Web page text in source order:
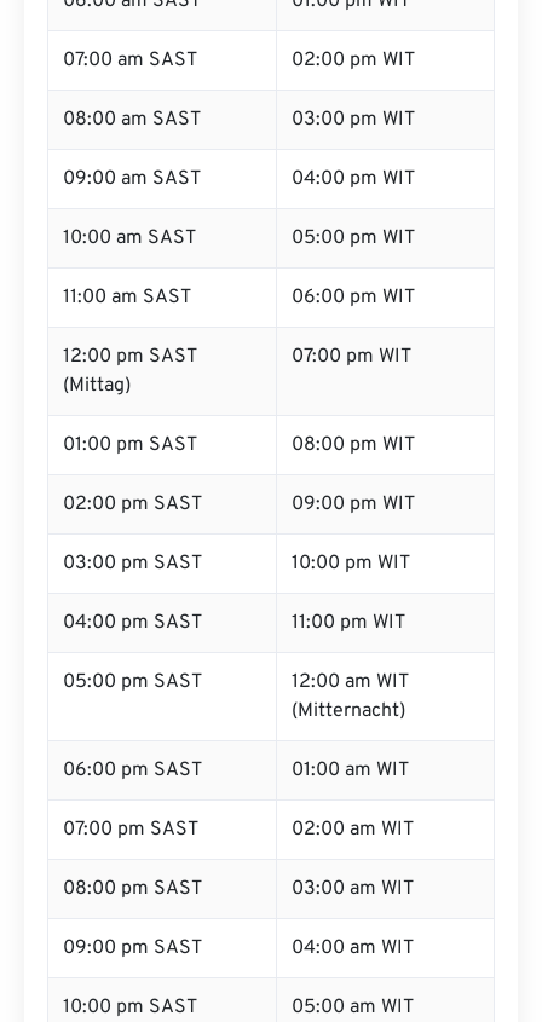
07:00 am SAST 02:00 pm WIT
08:00 am SAST 03:00 pm WIT
09:00 am SAST 04:00 pm WIT
10:00 am SAST 05:00 pm WIT
11:00 am SAST 06:00 pm WIT
12:00 pm SAST
(Mittag)
07:00 pm WIT
01:00 pm SAST 08:00 pm WIT
02:00 pm SAST 09:00 pm WIT
03:00 pm SAST 10:00 pm WIT
04:00 pm SAST 11:00 pm WIT
05:00 pm SAST
12:00 am WIT
(Mitternacht)
06:00 pm SAST 01:00 am WIT
07:00 pm SAST 02:00 am WIT
08:00 pm SAST 03:00 am WIT
09:00 pm SAST 04:00 am WIT
10:00 pm SAST 05:00 am WIT